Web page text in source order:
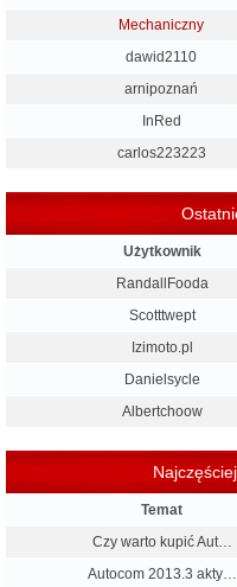
Mechaniczny
dawid2110
arnipoznań
InRed
carlos223223
Użytkownik
RandallFooda
Scotttwept
Izimoto.pl
Danielsycle
Albertchoow
Temat
Czy warto kupić Aut…
Autocom 2013.3 akty…